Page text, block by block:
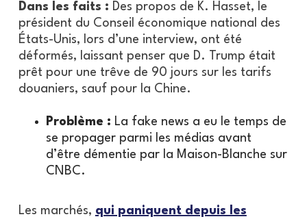
Dans les faits : Des propos de K. Hasset, le
président du Conseil économique national des
États-Unis, lors d’une interview, ont été
déformés, laissant penser que D. Trump était
prêt pour une trêve de 90 jours sur les tarifs
douaniers, sauf pour la Chine.
Problème : La fake news a eu le temps de
se propager parmi les médias avant
d’être démentie par la Maison-Blanche sur
CNBC.
Les marchés, qui paniquent depuis les